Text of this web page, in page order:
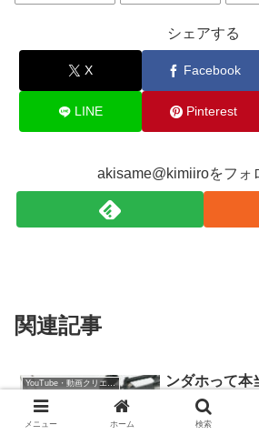
シェアする
X Facebook
LINE Pinterest
akisame@kimiiroをフォ
関連記事
YouTube・動画クリエイター
ンダホって本
の？メンバー
故120kgも太
メニュー ホーム 検索